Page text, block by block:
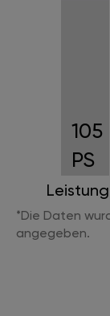
105
PS
Leistung
*Die Daten
angegeben.